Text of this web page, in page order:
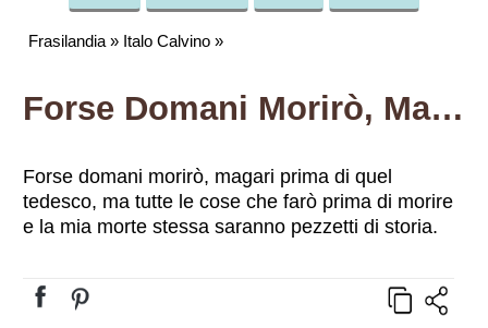
Frasilandia » Italo Calvino »
Forse Domani Morirò, Magari Prima Di Quel Tedesco, Ma Tutte Le Cose Che Farò Prima Di Morire E La Mia Morte Stessa Saranno Pezzetti Di Storia.
Forse domani morirò, magari prima di quel
tedesco, ma tutte le cose che farò prima di morire
e la mia morte stessa saranno pezzetti di storia.